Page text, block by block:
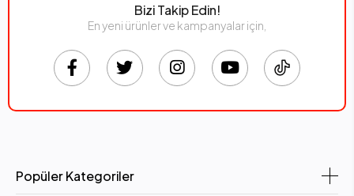
Bizi Takip Edin!
En yeni ürünler ve kampanyalar için,
Popüler Kategoriler